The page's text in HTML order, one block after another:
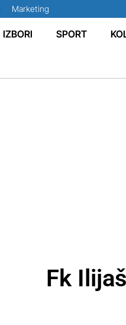
Marketing
IZBORI SPORT
Fk Ilijaš